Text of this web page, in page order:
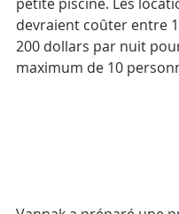
devraient coûter entre
200 dollars par nuit
maximum de 10